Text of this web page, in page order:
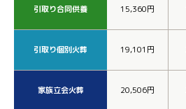
引取り合同供養 15,360円
引取り個別火葬 19,101円
家族立会火葬 20,506円